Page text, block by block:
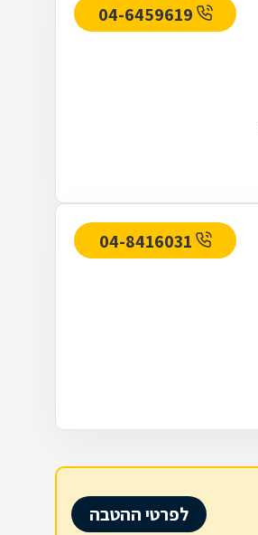
לפרטי ההטבה